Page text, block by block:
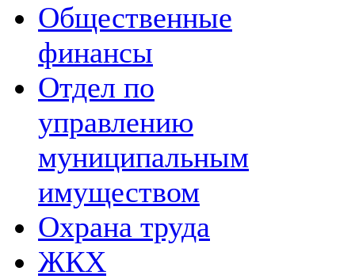
Общественные
финансы
Отдел по
управлению
муниципальным
имуществом
Охрана труда
ЖКХ